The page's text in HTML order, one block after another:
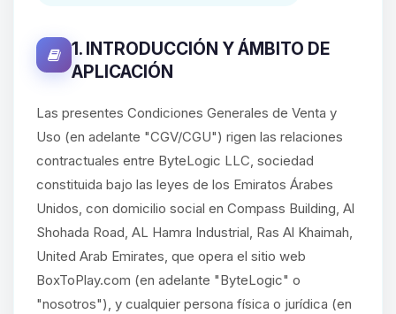
1. INTRODUCCIÓN Y ÁMBITO DE
APLICACIÓN
Las presentes Condiciones Generales de Venta y
Uso (en adelante "CGV/CGU") rigen las relaciones
contractuales entre ByteLogic LLC, sociedad
constituida bajo las leyes de los Emiratos Árabes
Unidos, con domicilio social en Compass Building, Al
Shohada Road, AL Hamra Industrial, Ras Al Khaimah,
United Arab Emirates, que opera el sitio web
BoxToPlay.com (en adelante "ByteLogic" o
"nosotros"), y cualquier persona física o jurídica (en